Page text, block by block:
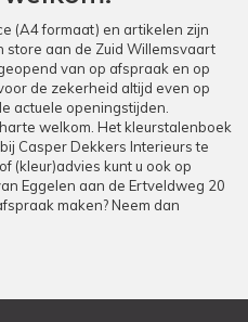
(A4 formaat) en artikelen zijn
store aan de Zuid Willemsvaart
van op afspraak en op
de zekerheid altijd even op
actuele openingstijden.
welkom. Het kleurstalenboek
Casper Dekkers Interieurs te
(kleur)advies kunt u ook op
Eggelen aan de Ertveldweg 20
maken? Neem dan